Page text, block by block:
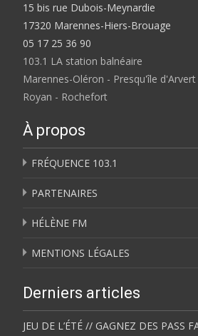
15 bis rue Dubois-Meynardie
17320 Marennes-Hiers-Brouage
05 17 25 36 90
103.1 LA station balnéaire
Marennes-Oléron - Presqu'île d'Arvert
Royan - Rochefort
À propos
FRÉQUENCE 103.1
PARTENAIRES
HÉLÈNE FM
MENTIONS LÉGALES
Derniers articles
JEU DE L’ÉTÉ // GAGNEZ DES PASS